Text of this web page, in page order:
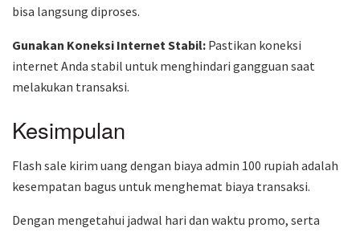
bisa langsung diproses.
Gunakan Koneksi Internet Stabil: Pastikan koneksi
internet Anda stabil untuk menghindari gangguan saat
melakukan transaksi.
Kesimpulan
Flash sale kirim uang dengan biaya admin 100 rupiah adalah
kesempatan bagus untuk menghemat biaya transaksi.
Dengan mengetahui jadwal hari dan waktu promo, serta